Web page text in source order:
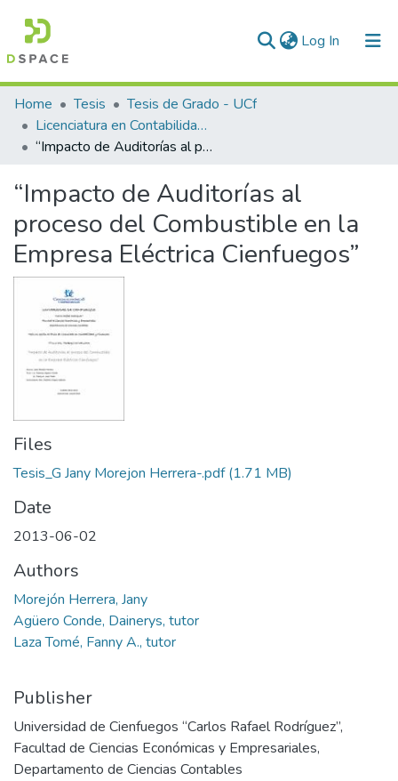
Log In (current)
Communities & Collections
All of DSpace
Home Tesis
Tesis de Grado - UCf
Licenciatura en Contabilidad y Finanzas
“Impacto de Auditorías al proceso del Combustible en la Empresa Eléctrica Cienfuegos”
“Impacto de Auditorías al
proceso del Combustible en la
Empresa Eléctrica Cienfuegos”
Files
Tesis_G Jany Morejon Herrera-.pdf(1.71 MB)
Date
2013-06-02
Authors
Morejón Herrera, Jany
Agüero Conde, Dainerys, tutor
Laza Tomé, Fanny A., tutor
Publisher
Universidad de Cienfuegos “Carlos Rafael Rodríguez”,
Facultad de Ciencias Económicas y Empresariales,
Departamento de Ciencias Contables